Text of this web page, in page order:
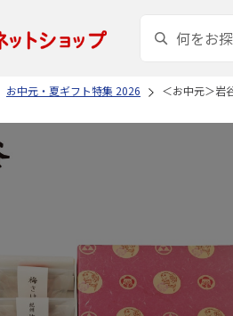
お中元・夏ギフト特集 2026 ＜お中元＞岩